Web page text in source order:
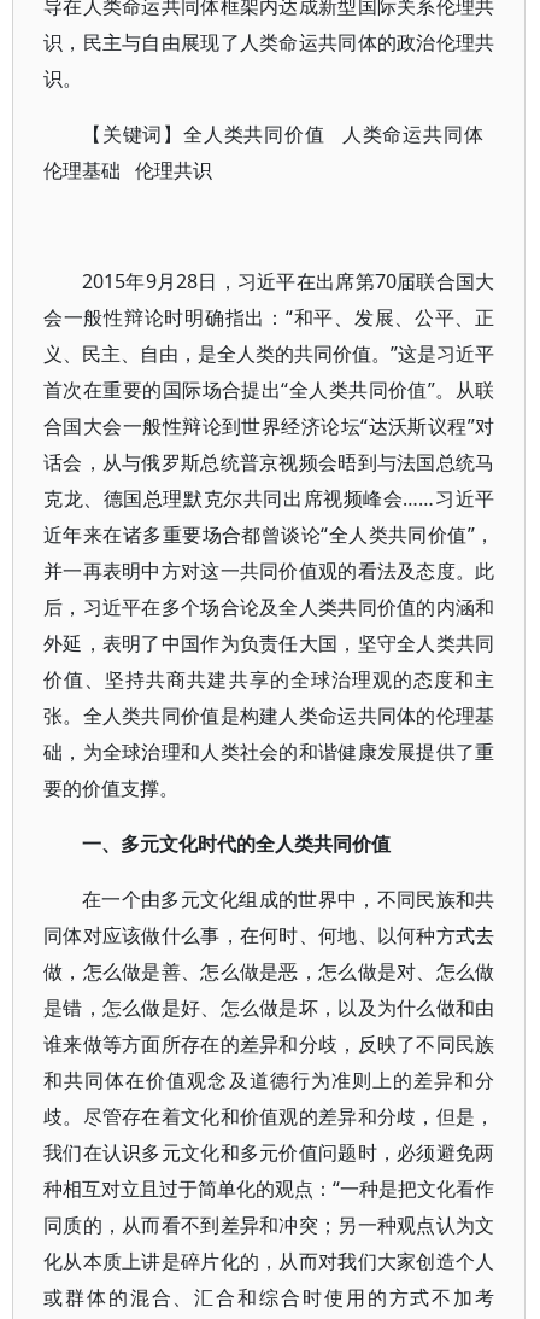
导在人类命运共同体框架内达成新型国际关系伦理共
识，民主与自由展现了人类命运共同体的政治伦理共
识。
【关键词】全人类共同价值 人类命运共同体
伦理基础 伦理共识
2015年9月28日，习近平在出席第70届联合国大
会一般性辩论时明确指出：“和平、发展、公平、正
义、民主、自由，是全人类的共同价值。”这是习近平
首次在重要的国际场合提出“全人类共同价值”。从联
合国大会一般性辩论到世界经济论坛“达沃斯议程”对
话会，从与俄罗斯总统普京视频会晤到与法国总统马
克龙、德国总理默克尔共同出席视频峰会……习近平
近年来在诸多重要场合都曾谈论“全人类共同价值”，
并一再表明中方对这一共同价值观的看法及态度。此
后，习近平在多个场合论及全人类共同价值的内涵和
外延，表明了中国作为负责任大国，坚守全人类共同
价值、坚持共商共建共享的全球治理观的态度和主
张。全人类共同价值是构建人类命运共同体的伦理基
础，为全球治理和人类社会的和谐健康发展提供了重
要的价值支撑。
一、多元文化时代的全人类共同价值
在一个由多元文化组成的世界中，不同民族和共
同体对应该做什么事，在何时、何地、以何种方式去
做，怎么做是善、怎么做是恶，怎么做是对、怎么做
是错，怎么做是好、怎么做是坏，以及为什么做和由
谁来做等方面所存在的差异和分歧，反映了不同民族
和共同体在价值观念及道德行为准则上的差异和分
歧。尽管存在着文化和价值观的差异和分歧，但是，
我们在认识多元文化和多元价值问题时，必须避免两
种相互对立且过于简单化的观点：“一种是把文化看作
同质的，从而看不到差异和冲突；另一种观点认为文
化从本质上讲是碎片化的，从而对我们大家创造个人
或群体的混合、汇合和综合时使用的方式不加考